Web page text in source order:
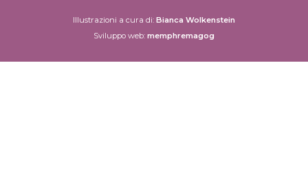
Illustrazioni a cura di: Bianca Wolkenstein
Sviluppo web: memphremagog